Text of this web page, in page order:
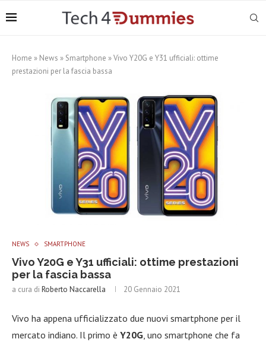
Home » News » Smartphone »Vivo Y20G e Y31 ufficiali: ottime
prestazioni per la fascia bassa
NEWS SMARTPHONE
Vivo Y20G e Y31 ufficiali: ottime prestazioni
per la fascia bassa
a cura di Roberto Naccarella 20 Gennaio 2021
Vivo ha appena ufficializzato due nuovi smartphone per il
mercato indiano. Il primo è Y20G, uno smartphone che fa